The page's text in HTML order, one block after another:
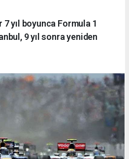
yıl boyunca Formula 1
9 yıl sonra yeniden